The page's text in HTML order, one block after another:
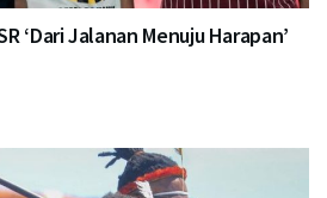
‘Dari Jalanan Menuju Harapan’